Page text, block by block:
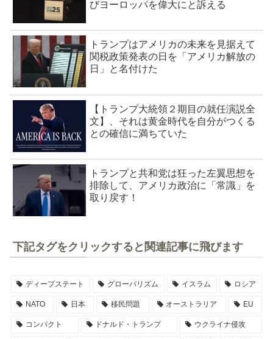
びヨーロッパを偉大にと訴える
トランプはアメリカの未来を見据えて
関税政策発表の日を「アメリカ解放の
日」と名付けた
【トランプ大統領２期目の就任演説全
文】、それは黄金時代を自分がつくる
との確信に満ちていた
トランプと共和党は狂った左翼思想を
排除して、アメリカ政治に「常識」を
取り戻す！
下記タグをクリックすると関連記事に飛びます
ディープステート グローバリズム イスラム ロシア
NATO 日本 移民問題 オーストラリア EU
コンパクト ドナルド・トランプ ウクライナ侵攻